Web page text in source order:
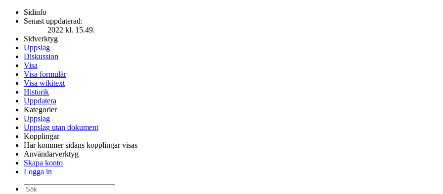
Sidinfo
Senast uppdaterad:
2022 kl. 15.49.
Sidverktyg
Uppslag
Diskussion
Visa
Visa formulär
Visa wikitext
Historik
Uppdatera
Kategorier
Uppslag
Uppslag utan dokument
Kopplingar
Här kommer sidans kopplingar visas
Användarverktyg
Skapa konto
Logga in